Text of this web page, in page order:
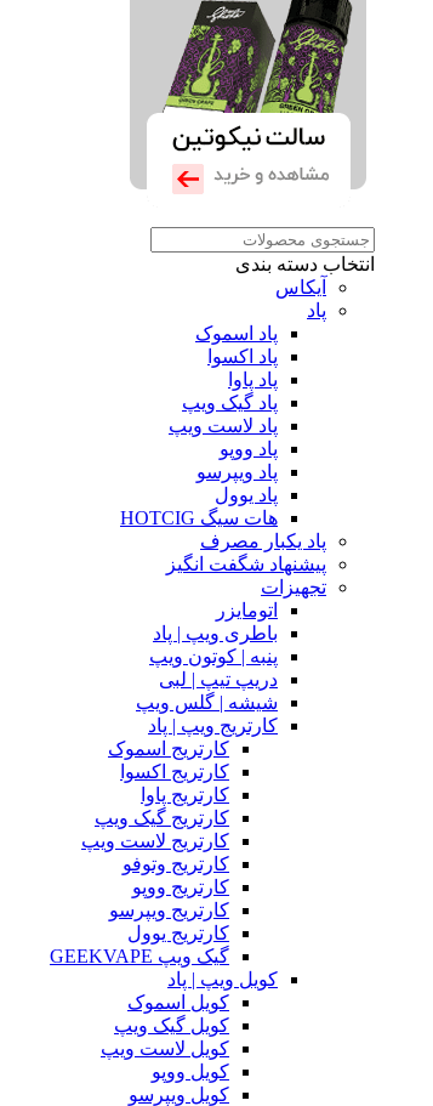
انتخاب دسته بندی
آیکاس
پاد
پاد اسموک
پاد اکسوا
پاد پاوا
پاد گیک ویپ
پاد لاست ویپ
پاد ووپو
پاد ویپرسو
پاد یوول
هات سیگ HOTCIG
پاد یکبار مصرف
پیشنهاد شگفت انگیز
تجهیزات
اتومایزر
باطری ویپ | پاد
پنبه | کوتون ویپ
دریپ تیپ | لبی
شیشه | گلس ویپ
کارتریج ویپ | پاد
کارتریج اسموک
کارتریج اکسوا
کارتریج پاوا
کارتریج گیک ویپ
کارتریج لاست ویپ
کارتریج وتوفو
کارتریج ووپو
کارتریج ویپرسو
کارتریج یوول
گیک ویپ GEEKVAPE
کویل ویپ | پاد
کویل اسموک
کویل گیک ویپ
کویل لاست ویپ
کویل ووپو
کویل ویپرسو